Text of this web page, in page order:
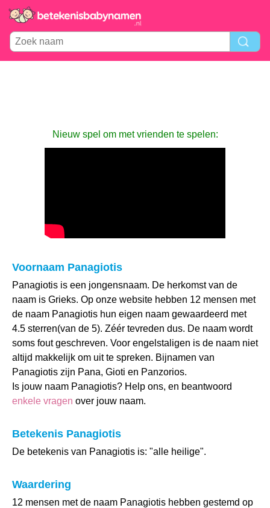
Nieuw spel om met vrienden te spelen:
Voornaam Panagiotis
Panagiotis is een jongensnaam. De herkomst van de
naam is Grieks. Op onze website hebben 12 mensen met
de naam Panagiotis hun eigen naam gewaardeerd met
4.5 sterren(van de 5). Zéér tevreden dus. De naam wordt
soms fout geschreven. Voor engelstaligen is de naam niet
altijd makkelijk om uit te spreken. Bijnamen van
Panagiotis zijn Pana, Gioti en Panzorios.
Is jouw naam Panagiotis? Help ons, en beantwoord
enkele vragen over jouw naam.
Betekenis Panagiotis
De betekenis van Panagiotis is: "alle heilige".
Waardering
12 mensen met de naam Panagiotis hebben gestemd op